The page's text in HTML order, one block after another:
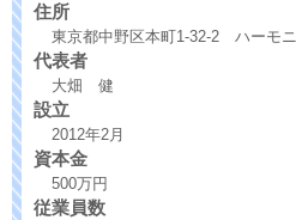
住所
東京都中野区本町1-32-2 ハーモ
代表者
大畑 健
設立
2012年2月
資本金
500万円
従業員数